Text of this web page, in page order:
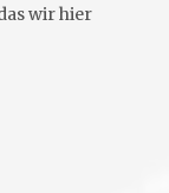
wir hier